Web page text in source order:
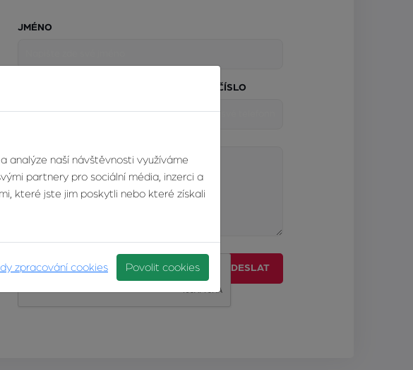
JMÉNO
TELEFONNÍ ČÍSLO
ODESLAT
analýze naší návštěvnosti využíváme
partnery pro sociální média, inzerci a
které jste jim poskytli nebo které získali
zpracování cookies Povolit cookies